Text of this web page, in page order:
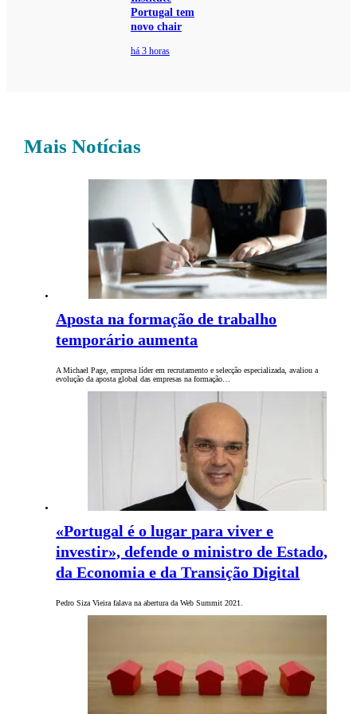
Portugal tem
novo chair
há 3 horas
Mais Notícias
Aposta na formação de trabalho
temporário aumenta
A Michael Page, empresa líder em recrutamento e selecção especializada, avaliou a
evolução da aposta global das empresas na formação…
«Portugal é o lugar para viver e
investir», defende o ministro de Estado,
da Economia e da Transição Digital
Pedro Siza Vieira falava na abertura da Web Summit 2021.